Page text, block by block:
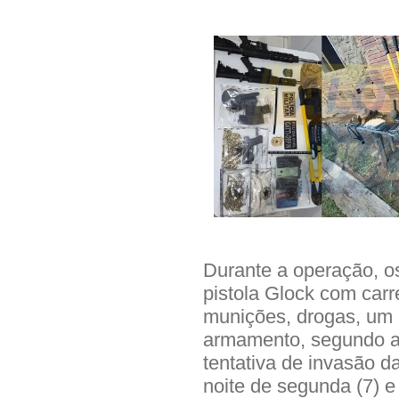
Durante a operação,
pistola Glock com
munições, drogas,
armamento, segundo
tentativa de invasão
noite de segunda (7)